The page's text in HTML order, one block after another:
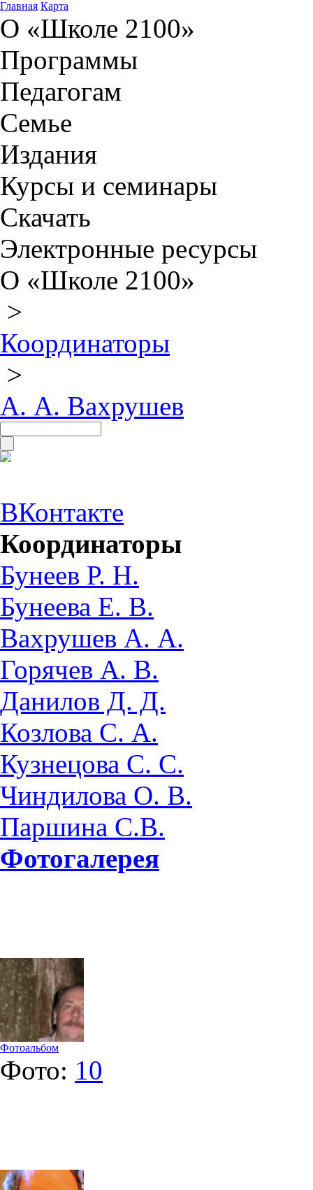
Главная Карта
О «Школе 2100»
Программы
Педагогам
Семье
Издания
Курсы и семинары
Скачать
Электронные ресурсы
О «Школе 2100»
>
Координаторы
>
А. А. Вахрушев
ВКонтакте
Координаторы
Бунеев Р. Н.
Бунеева Е. В.
Вахрушев А. А.
Горячев А. В.
Данилов Д. Д.
Козлова С. А.
Кузнецова С. С.
Чиндилова О. В.
Паршина С.В.
Фотогалерея
Фотоальбом
Фото: 10